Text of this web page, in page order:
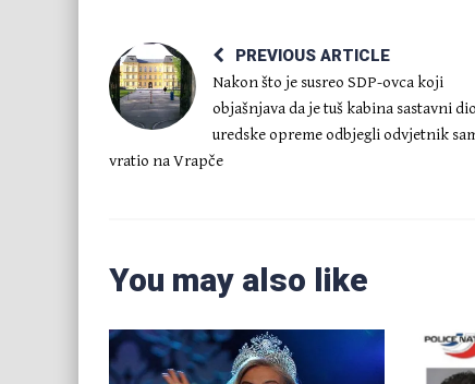
PREVIOUS ARTICLE
Nakon što je susreo SDP-ovca koji
objašnjava da je tuš kabina sastavni dio
uredske opreme odbjegli odvjetnik
vratio na Vrapče
You may also like